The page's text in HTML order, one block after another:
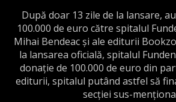
După doar 13 zile de la lansare,
100.000 de euro către spitalul
Mihai Bendeac și ale editurii
la lansarea oficială, spitalul
donație de 100.000 de euro din
editurii, spitalul putând astfel să
secției sus-